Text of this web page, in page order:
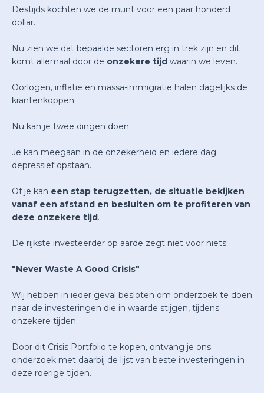
Destijds kochten we de munt voor een paar honderd
dollar.
Nu zien we dat bepaalde sectoren erg in trek zijn en dit
komt allemaal door de onzekere tijd waarin we leven.
Oorlogen, inflatie en massa-immigratie halen dagelijks de
krantenkoppen.
Nu kan je twee dingen doen.
Je kan meegaan in de onzekerheid en iedere dag
depressief opstaan.
Of je kan een stap terugzetten, de situatie bekijken
vanaf een afstand en besluiten om te profiteren van
deze onzekere tijd .
De rijkste investeerder op aarde zegt niet voor niets:
"Never Waste A Good Crisis"
Wij hebben in ieder geval besloten om onderzoek te doen
naar de investeringen die in waarde stijgen, tijdens
onzekere tijden.
Door dit Crisis Portfolio te kopen, ontvang je ons
onderzoek met daarbij de lijst van beste investeringen in
deze roerige tijden.